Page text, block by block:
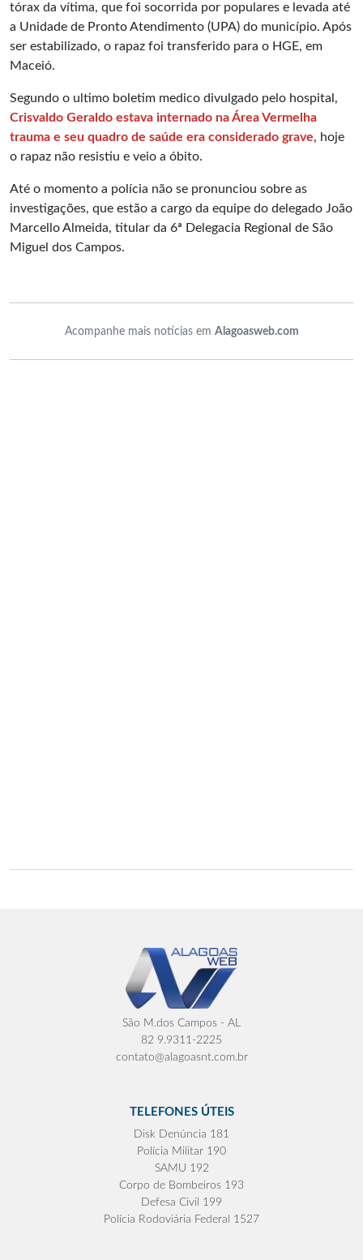
tórax da vítima, que foi socorrida por populares e levada até
a Unidade de Pronto Atendimento (UPA) do município. Após
ser estabilizado, o rapaz foi transferido para o HGE, em
Maceió.
Segundo o ultimo boletim medico divulgado pelo hospital,
Crisvaldo Geraldo estava internado na Área Vermelha
trauma e seu quadro de saúde era considerado grave, hoje
o rapaz não resistiu e veio a óbito.
Até o momento a polícia não se pronunciou sobre as
investigações, que estão a cargo da equipe do delegado João
Marcello Almeida, titular da 6ª Delegacia Regional de São
Miguel dos Campos.
Acompanhe mais notícias em Alagoasweb.com
São M.dos Campos - AL
82 9.9311-2225
contato@alagoasnt.com.br
TELEFONES ÚTEIS
Disk Denúncia 181
Polícia Militar 190
SAMU 192
Corpo de Bombeiros 193
Defesa Civil 199
Polícia Rodoviária Federal 1527